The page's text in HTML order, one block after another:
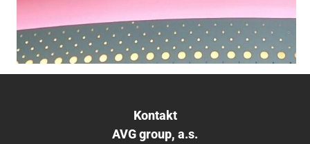
Kontakt
AVG group, a.s.